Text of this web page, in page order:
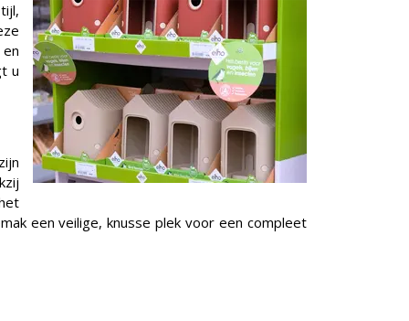
u
een veilige, knusse plek voor een compleet